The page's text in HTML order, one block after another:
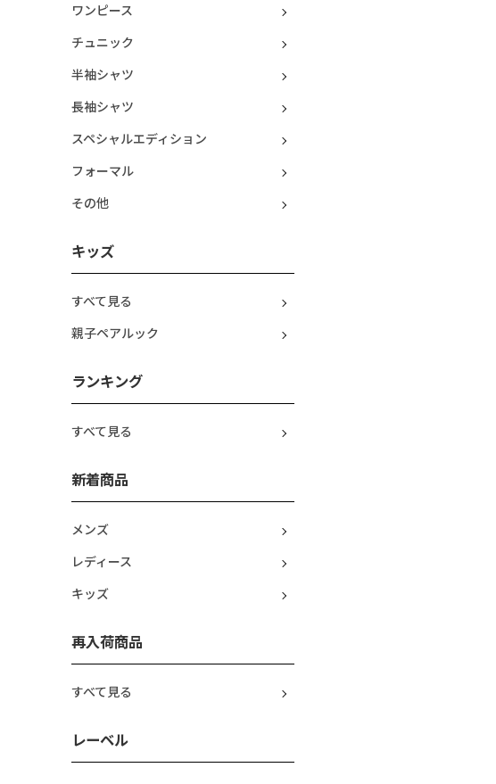
ワンピース
チュニック
半袖シャツ
長袖シャツ
スペシャルエディション
フォーマル
その他
キッズ
すべて見る
親子ペアルック
ランキング
すべて見る
新着商品
メンズ
レディース
キッズ
再入荷商品
すべて見る
レーベル